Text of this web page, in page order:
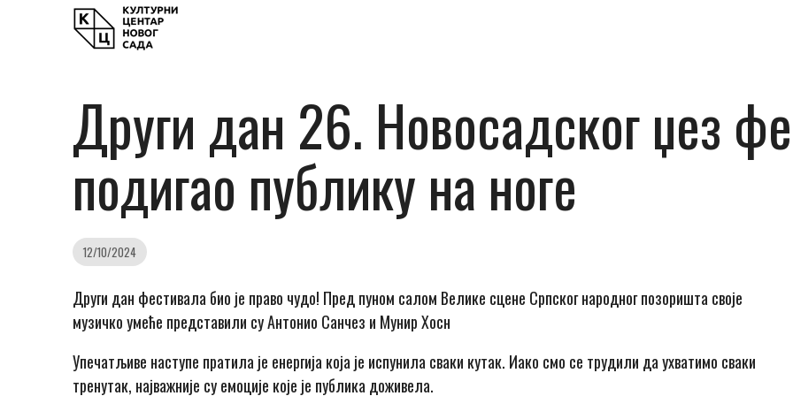
Други дан 26. Новосадског џез
подигао публику на ноге
12/10/2024
Други дан фестивала био је право чудо! Пред пуном салом Велике сцене Српског народног позоришта своје
музичко умеће представили су Антонио Санчез и Мунир Хосн
Упечатљиве наступе пратила је енергија која је испунила сваки кутак. Иако смо се трудили да ухватимо сваки
тренутак, најважније су емоције које је публика доживела.